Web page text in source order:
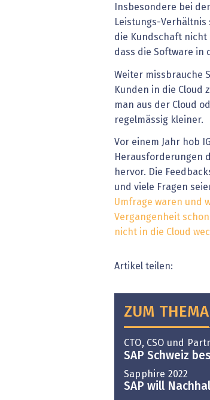
Insbesondere bei
Leistungs-Verhältnis
die Kundschaft nicht
dass die Software in
Weiter missbrauche
Kunden in die Cloud
man aus der Cloud
regelmässig kleiner.
Vor einem Jahr hob
Herausforderungen
hervor. Die
und viele Fragen
Umfrage waren und
Vergangenheit
nicht in die Cloud
Artikel teilen:
ZUM THEMA
CTO, CSO und
SAP Schweiz
Sapphire 2022
SAP will